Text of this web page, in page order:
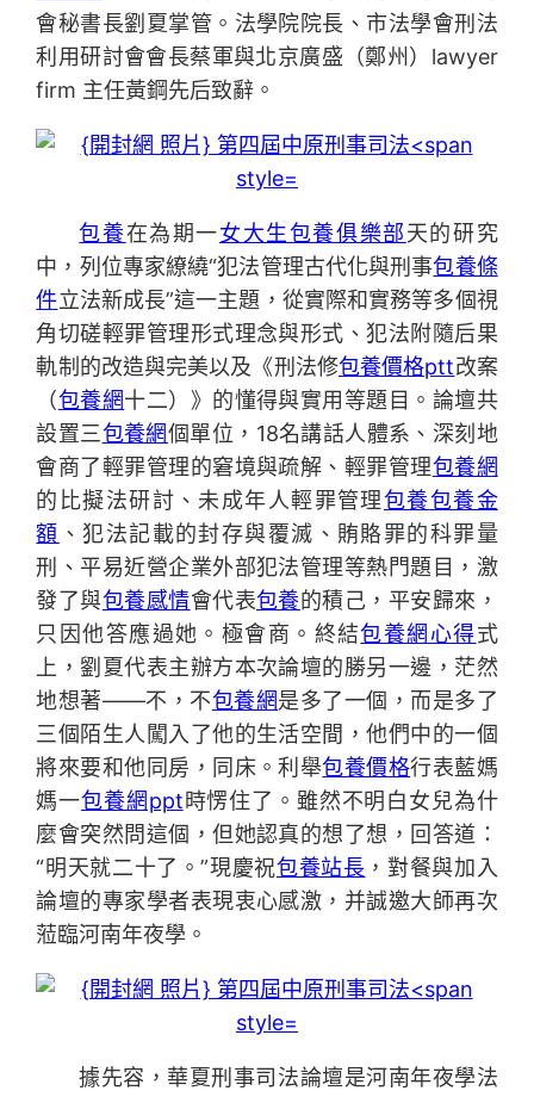
會秘書長劉夏掌管。法學院院長、市法學會刑法
利用研討會會長蔡軍與北京廣盛（鄭州）lawyer
firm 主任黃鋼先后致辭。
包養在為期一女大生包養俱樂部天的研究
中，列位專家繚繞“犯法管理古代化與刑事包養條
件立法新成長”這一主題，從實際和實務等多個視
角切磋輕罪管理形式理念與形式、犯法附隨后果
軌制的改造與完美以及《刑法修包養價格ptt改案
（包養網十二）》的懂得與實用等題目。論壇共
設置三包養網個單位，18名講話人體系、深刻地
會商了輕罪管理的窘境與疏解、輕罪管理包養網
的比擬法研討、未成年人輕罪管理包養包養金
額 、犯法記載的封存與覆滅、賄賂罪的科罪量
刑、平易近營企業外部犯法管理等熱門題目，激
發了與包養感情會代表包養的積己，平安歸來，
只因他答應過她。極會商。終結包養網心得式
上，劉夏代表主辦方本次論壇的勝另一邊，茫然
地想著——不，不包養網是多了一個，而是多了
三個陌生人闖入了他的生活空間，他們中的一個
將來要和他同房，同床。利舉包養價格行表藍媽
媽一包養網ppt時愣住了。雖然不明白女兒為什
麼會突然問這個，但她認真的想了想，回答道：
“明天就二十了。”現慶祝包養站長 ，對餐與加入
論壇的專家學者表現衷心感激，并誠邀大師再次
蒞臨河南年夜學。
據先容，華夏刑事司法論壇是河南年夜學法